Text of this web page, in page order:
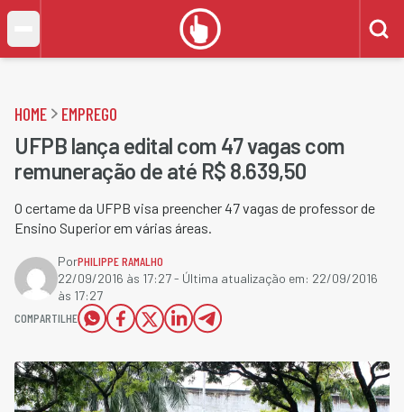
HOME EMPREGO
UFPB lança edital com 47 vagas com
remuneração de até R$ 8.639,50
O certame da UFPB visa preencher 47 vagas de professor de
Ensino Superior em várias áreas.
PorPHILIPPE RAMALHO
22/09/2016 às 17:27- Última atualização em: 22/09/2016
às 17:27
COMPARTILHE